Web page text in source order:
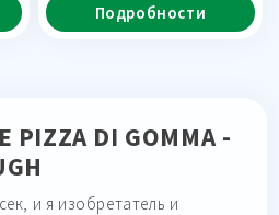
Подробности
DI GOMMA -
и я изобретатель и